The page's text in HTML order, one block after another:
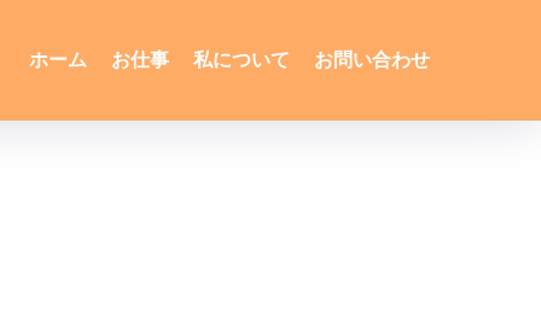
ホーム お仕事 私について お問い合わせ